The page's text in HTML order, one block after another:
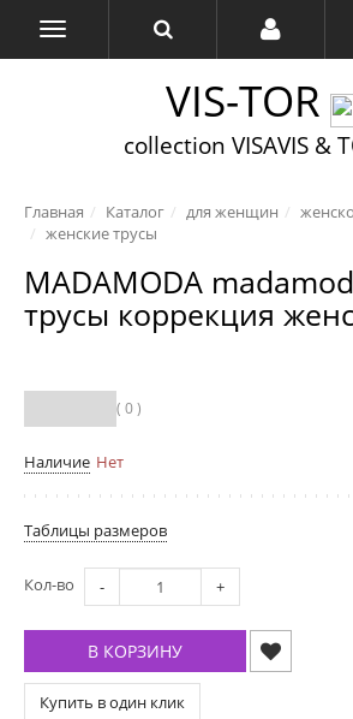
VIS-TOR
collection VISAVIS &
Главная Каталог для женщин
женские трусы
MADAMODA
трусы коррекция
( 0 )
Наличие Нет
Таблицы размеров
Кол-во - +
В КОРЗИНУ
Купить в один клик